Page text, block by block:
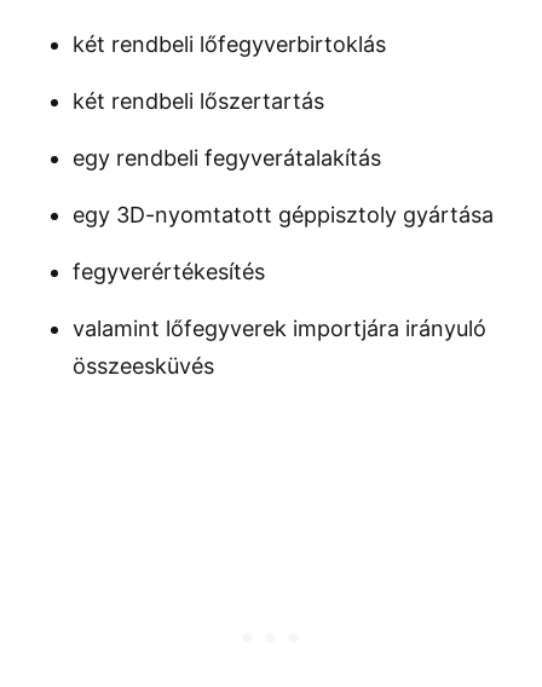
két rendbeli lőfegyverbirtoklás
két rendbeli lőszertartás
egy rendbeli fegyverátalakítás
egy 3D-nyomtatott géppisztoly gyártása
fegyverértékesítés
valamint lőfegyverek importjára irányuló
összeesküvés